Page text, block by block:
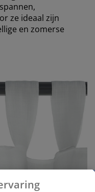
ze ideaal zijn
en zomerse